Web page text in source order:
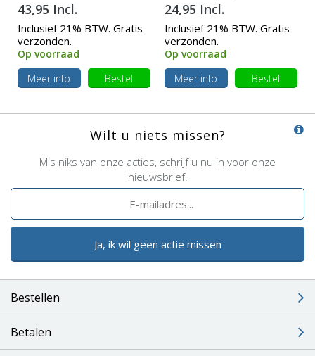
43,95 Incl.
Inclusief 21% BTW. Gratis
verzonden.
Op voorraad
Meer info
Bestel
24,95 Incl.
Inclusief 21% BTW. Gratis
verzonden.
Op voorraad
Meer info
Bestel
Wilt u niets missen?
Mis niks van onze acties, schrijf u nu in voor onze
nieuwsbrief.
Ja, ik wil geen actie missen
Bestellen
Betalen